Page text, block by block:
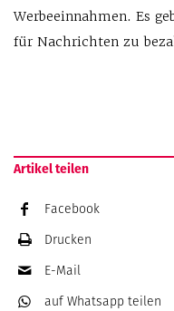
Werbeeinnahmen. Es
für Nachrichten zu
Artikel teilen
Facebook
Drucken
E-Mail
auf Whatsapp teilen